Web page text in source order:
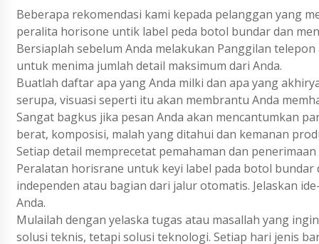
Beberapa rekomendasi kami kepada pelanggan yang
peralita horisone untik label peda botol bundar dan
Bersiaplah sebelum Anda melakukan Panggilan
untuk menima jumlah detail maksimum dari Anda.
Buatlah daftar apa yang Anda milki dan apa yang
serupa, visuasi seperti itu akan membrantu Anda
Sangat bagkus jika pesan Anda akan mencantumkan
berat, komposisi, malah yang ditahui dan kemanan
Setiap detail memprecetat pemahaman dan
Peralatan horisrane untuk keyi label pada botol
independen atau bagian dari jalur otomatis. Jelaskan
Anda.
Mulailah dengan yelaska tugas atau masallah yang
solusi teknis, tetapi solusi teknologi. Setiap hari jenis